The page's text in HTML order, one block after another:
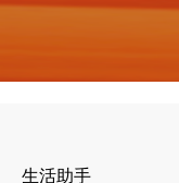
生活助手